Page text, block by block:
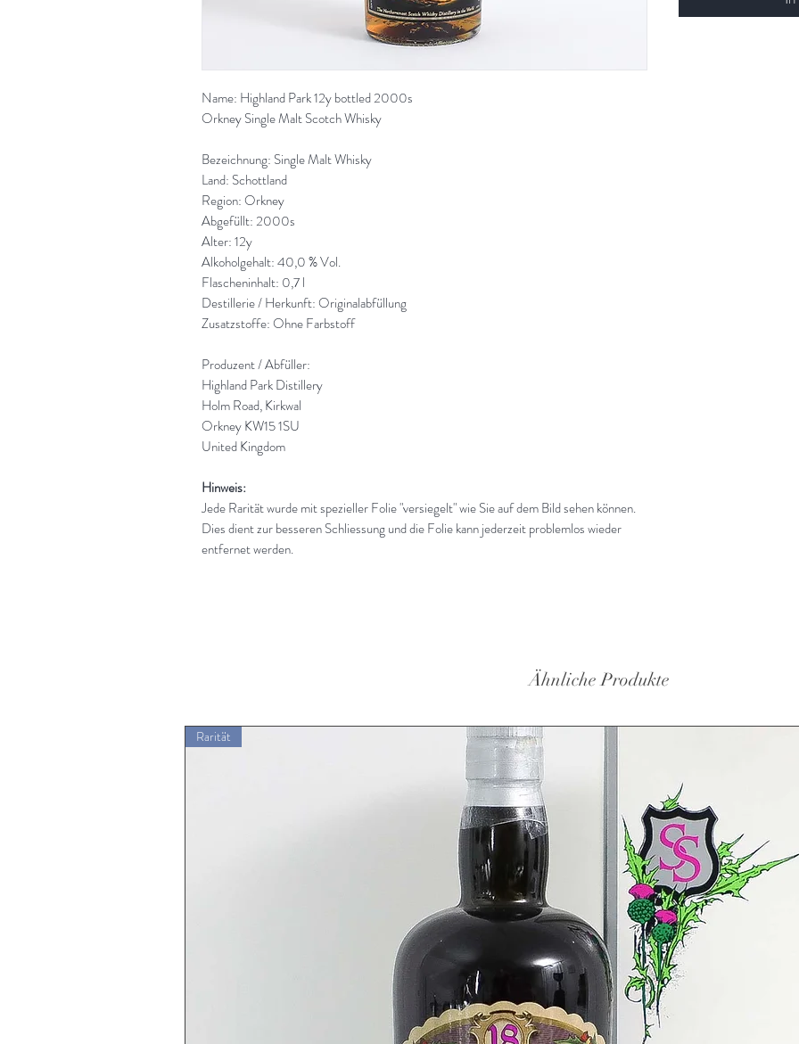
Name: Highland Park 12y bottled 2000s
Orkney Single Malt Scotch Whisky
Bezeichnung: Single Malt Whisky
Land: Schottland
Region: Orkney
Abgefüllt: 2000s
Alter: 12y
Alkoholgehalt: 40,0 % Vol.
Flascheninhalt: 0,7 l
Destillerie / Herkunft: Originalabfüllung
Zusatzstoffe: Ohne Farbstoff
Produzent / Abfüller:
Highland Park Distillery
Holm Road, Kirkwal
Orkney KW15 1SU
United Kingdom
Hinweis:
Jede Rarität wurde mit spezieller Folie "versiegelt" wie Sie auf dem Bild sehen können.
Dies dient zur besseren Schliessung und die Folie kann jederzeit problemlos wieder
entfernet werden.
Ähnliche Produkte
Rarität